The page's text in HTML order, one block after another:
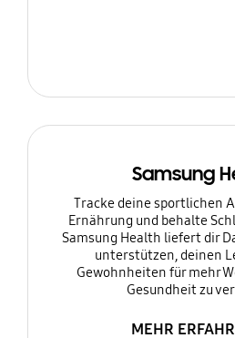
Samsung
Tracke deine sportlichen
Ernährung und behalte
Samsung Health liefert dir
unterstützen, deinen
Gewohnheiten für mehr
Gesundheit zu
MEHR